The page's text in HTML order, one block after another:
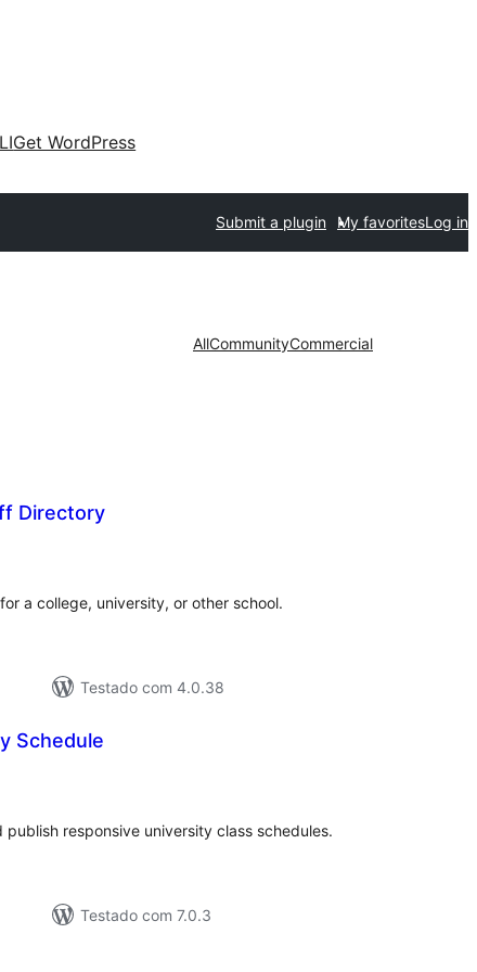
Get WordPress
Submit a plugin My favoritesLog in
AllCommunityCommercial
Directory
a college, university, or other school.
Testado com 4.0.38
Schedule
responsive university class schedules.
Testado com 7.0.3